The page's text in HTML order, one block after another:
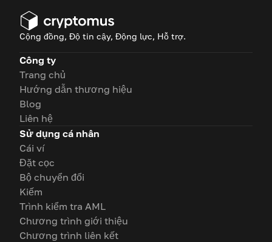
Cộng đồng, Độ tin cậy, Động lực, Hỗ trợ.
Công ty
Trang chủ
Hướng dẫn thương hiệu
Blog
Liên hệ
Sử dụng cá nhân
Cái ví
Đặt cọc
Bộ chuyển đổi
Kiếm
Trình kiểm tra AML
Chương trình giới thiệu
Chương trình liên kết